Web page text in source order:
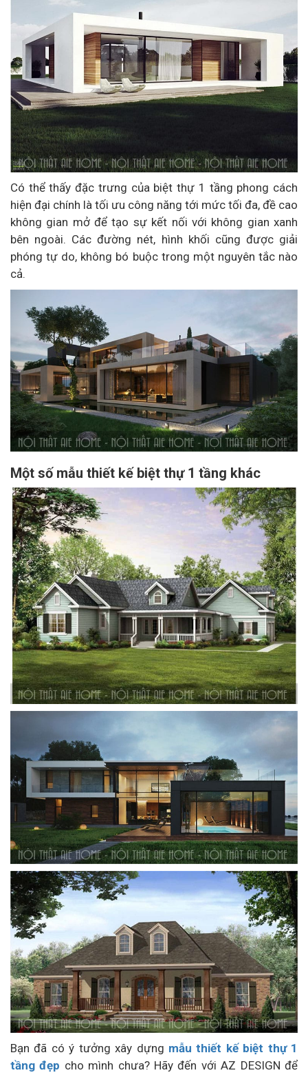
Có thể thấy đặc trưng của biệt thự 1 tầng phong cách
hiện đại chính là tối ưu công năng tới mức tối đa, đề cao
không gian mở để tạo sự kết nối với không gian xanh
bên ngoài. Các đường nét, hình khối cũng được giải
phóng tự do, không bó buộc trong một nguyên tắc nào
cả.
Một số mẫu thiết kế biệt thự 1 tầng khác
Bạn đã có ý tưởng xây dựng mẫu thiết kế biệt thự 1
tầng đẹp cho mình chưa? Hãy đến với AZ DESIGN để